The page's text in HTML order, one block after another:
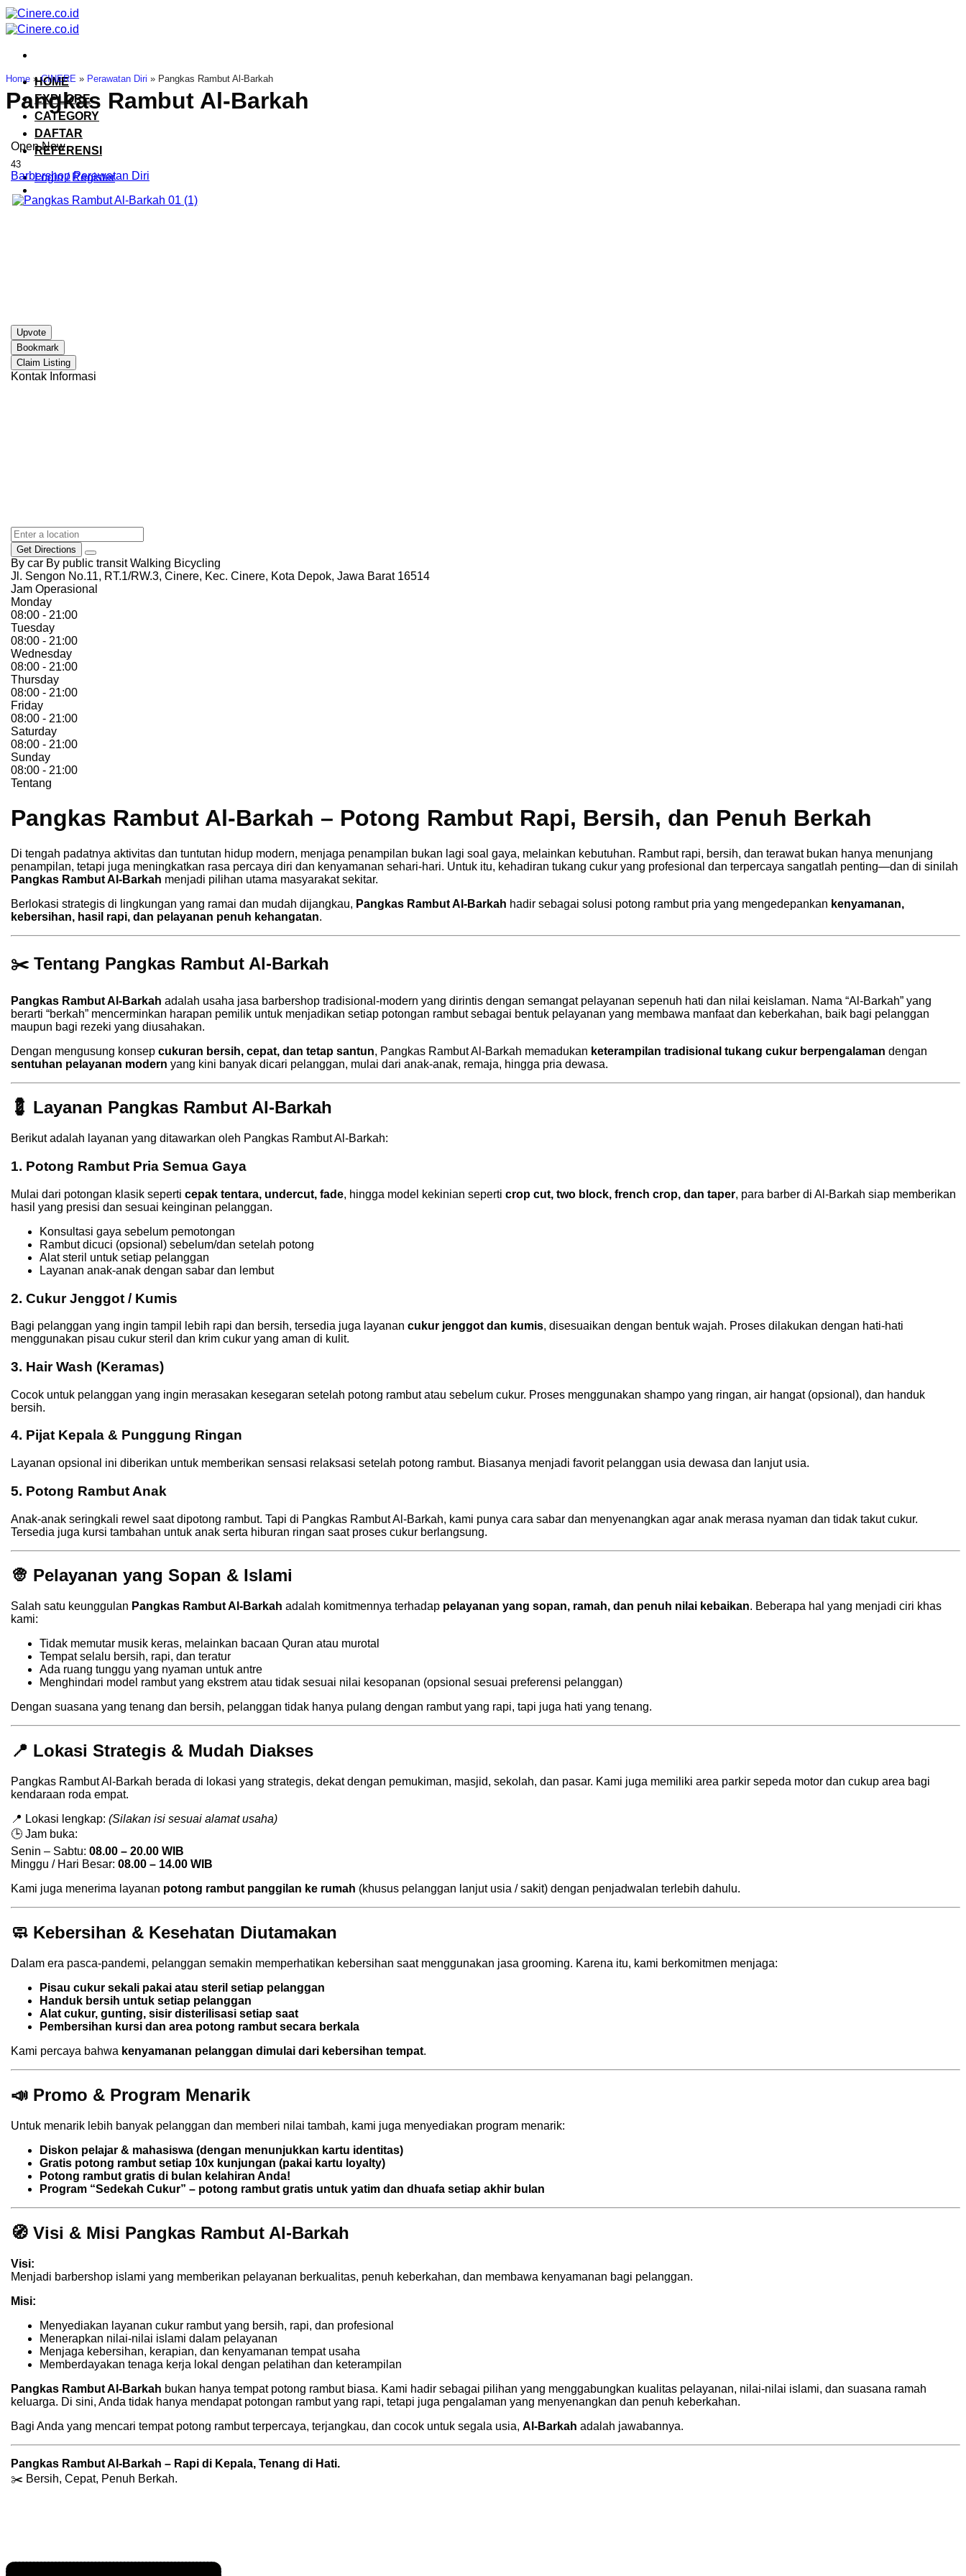
Skip
to
content
HOME
EXPLORE
CATEGORY
DAFTAR
REFERENSI
Login / Register
Home »CINERE » Perawatan Diri » Pangkas Rambut Al-Barkah
Pangkas Rambut Al-Barkah
Open Now
43
Barbershop Perawatan Diri
Upvote
Bookmark
Claim Listing
Kontak Informasi
Get Directions
By car By public transit Walking Bicycling
Jl. Sengon No.11, RT.1/RW.3, Cinere, Kec. Cinere, Kota Depok, Jawa Barat 16514
Jam Operasional
Monday
08:00 - 21:00
Tuesday
08:00 - 21:00
Wednesday
08:00 - 21:00
Thursday
08:00 - 21:00
Friday
08:00 - 21:00
Saturday
08:00 - 21:00
Sunday
08:00 - 21:00
Tentang
Pangkas Rambut Al-Barkah – Potong Rambut Rapi, Bersih, dan Penuh Berkah
Di tengah padatnya aktivitas dan tuntutan hidup modern, menjaga penampilan bukan lagi soal gaya, melainkan kebutuhan. Rambut rapi, bersih, dan terawat bukan hanya menunjang
penampilan, tetapi juga meningkatkan rasa percaya diri dan kenyamanan sehari-hari. Untuk itu, kehadiran tukang cukur yang profesional dan terpercaya sangatlah penting—dan di sinilah
Pangkas Rambut Al-Barkah menjadi pilihan utama masyarakat sekitar.
Berlokasi strategis di lingkungan yang ramai dan mudah dijangkau, Pangkas Rambut Al-Barkah hadir sebagai solusi potong rambut pria yang mengedepankan kenyamanan,
kebersihan, hasil rapi, dan pelayanan penuh kehangatan.
✂️ Tentang Pangkas Rambut Al-Barkah
Pangkas Rambut Al-Barkah adalah usaha jasa barbershop tradisional-modern yang dirintis dengan semangat pelayanan sepenuh hati dan nilai keislaman. Nama “Al-Barkah” yang
berarti “berkah” mencerminkan harapan pemilik untuk menjadikan setiap potongan rambut sebagai bentuk pelayanan yang membawa manfaat dan keberkahan, baik bagi pelanggan
maupun bagi rezeki yang diusahakan.
Dengan mengusung konsep cukuran bersih, cepat, dan tetap santun, Pangkas Rambut Al-Barkah memadukan keterampilan tradisional tukang cukur berpengalaman dengan
sentuhan pelayanan modern yang kini banyak dicari pelanggan, mulai dari anak-anak, remaja, hingga pria dewasa.
💈 Layanan Pangkas Rambut Al-Barkah
Berikut adalah layanan yang ditawarkan oleh Pangkas Rambut Al-Barkah:
1. Potong Rambut Pria Semua Gaya
Mulai dari potongan klasik seperti cepak tentara, undercut, fade, hingga model kekinian seperti crop cut, two block, french crop, dan taper, para barber di Al-Barkah siap memberikan
hasil yang presisi dan sesuai keinginan pelanggan.
Konsultasi gaya sebelum pemotongan
Rambut dicuci (opsional) sebelum/dan setelah potong
Alat steril untuk setiap pelanggan
Layanan anak-anak dengan sabar dan lembut
2. Cukur Jenggot / Kumis
Bagi pelanggan yang ingin tampil lebih rapi dan bersih, tersedia juga layanan cukur jenggot dan kumis, disesuaikan dengan bentuk wajah. Proses dilakukan dengan hati-hati
menggunakan pisau cukur steril dan krim cukur yang aman di kulit.
3. Hair Wash (Keramas)
Cocok untuk pelanggan yang ingin merasakan kesegaran setelah potong rambut atau sebelum cukur. Proses menggunakan shampo yang ringan, air hangat (opsional), dan handuk
bersih.
4. Pijat Kepala & Punggung Ringan
Layanan opsional ini diberikan untuk memberikan sensasi relaksasi setelah potong rambut. Biasanya menjadi favorit pelanggan usia dewasa dan lanjut usia.
5. Potong Rambut Anak
Anak-anak seringkali rewel saat dipotong rambut. Tapi di Pangkas Rambut Al-Barkah, kami punya cara sabar dan menyenangkan agar anak merasa nyaman dan tidak takut cukur.
Tersedia juga kursi tambahan untuk anak serta hiburan ringan saat proses cukur berlangsung.
👳 Pelayanan yang Sopan & Islami
Salah satu keunggulan Pangkas Rambut Al-Barkah adalah komitmennya terhadap pelayanan yang sopan, ramah, dan penuh nilai kebaikan. Beberapa hal yang menjadi ciri khas
kami:
Tidak memutar musik keras, melainkan bacaan Quran atau murotal
Tempat selalu bersih, rapi, dan teratur
Ada ruang tunggu yang nyaman untuk antre
Menghindari model rambut yang ekstrem atau tidak sesuai nilai kesopanan (opsional sesuai preferensi pelanggan)
Dengan suasana yang tenang dan bersih, pelanggan tidak hanya pulang dengan rambut yang rapi, tapi juga hati yang tenang.
📍 Lokasi Strategis & Mudah Diakses
Pangkas Rambut Al-Barkah berada di lokasi yang strategis, dekat dengan pemukiman, masjid, sekolah, dan pasar. Kami juga memiliki area parkir sepeda motor dan cukup area bagi
kendaraan roda empat.
📍 Lokasi lengkap: (Silakan isi sesuai alamat usaha)
🕒 Jam buka:
Senin – Sabtu: 08.00 – 20.00 WIB
Minggu / Hari Besar: 08.00 – 14.00 WIB
Kami juga menerima layanan potong rambut panggilan ke rumah (khusus pelanggan lanjut usia / sakit) dengan penjadwalan terlebih dahulu.
🧼 Kebersihan & Kesehatan Diutamakan
Dalam era pasca-pandemi, pelanggan semakin memperhatikan kebersihan saat menggunakan jasa grooming. Karena itu, kami berkomitmen menjaga:
Pisau cukur sekali pakai atau steril setiap pelanggan
Handuk bersih untuk setiap pelanggan
Alat cukur, gunting, sisir disterilisasi setiap saat
Pembersihan kursi dan area potong rambut secara berkala
Kami percaya bahwa kenyamanan pelanggan dimulai dari kebersihan tempat.
📣 Promo & Program Menarik
Untuk menarik lebih banyak pelanggan dan memberi nilai tambah, kami juga menyediakan program menarik:
Diskon pelajar & mahasiswa (dengan menunjukkan kartu identitas)
Gratis potong rambut setiap 10x kunjungan (pakai kartu loyalty)
Potong rambut gratis di bulan kelahiran Anda!
Program “Sedekah Cukur” – potong rambut gratis untuk yatim dan dhuafa setiap akhir bulan
🧭 Visi & Misi Pangkas Rambut Al-Barkah
Visi:
Menjadi barbershop islami yang memberikan pelayanan berkualitas, penuh keberkahan, dan membawa kenyamanan bagi pelanggan.
Misi:
Menyediakan layanan cukur rambut yang bersih, rapi, dan profesional
Menerapkan nilai-nilai islami dalam pelayanan
Menjaga kebersihan, kerapian, dan kenyamanan tempat usaha
Memberdayakan tenaga kerja lokal dengan pelatihan dan keterampilan
Pangkas Rambut Al-Barkah bukan hanya tempat potong rambut biasa. Kami hadir sebagai pilihan yang menggabungkan kualitas pelayanan, nilai-nilai islami, dan suasana ramah
keluarga. Di sini, Anda tidak hanya mendapat potongan rambut yang rapi, tetapi juga pengalaman yang menyenangkan dan penuh keberkahan.
Bagi Anda yang mencari tempat potong rambut terpercaya, terjangkau, dan cocok untuk segala usia, Al-Barkah adalah jawabannya.
Pangkas Rambut Al-Barkah – Rapi di Kepala, Tenang di Hati.
✂️ Bersih, Cepat, Penuh Berkah.